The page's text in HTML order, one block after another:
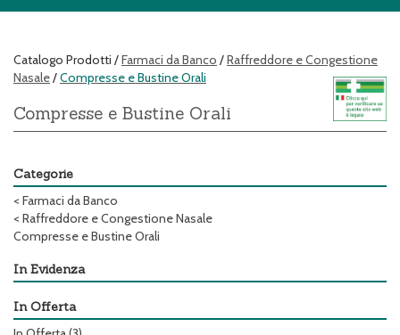
Catalogo Prodotti /Farmaci da Banco /Raffreddore e Congestione
Nasale/Compresse e Bustine Orali
Compresse e Bustine Orali
Categorie
< Farmaci da Banco
< Raffreddore e Congestione Nasale
Compresse e Bustine Orali
In Evidenza
In Offerta